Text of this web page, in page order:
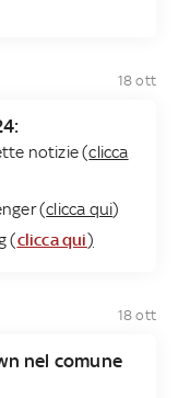
18 ott
notizie (clicca
(clicca qui)
(clicca qui)
18 ott
nel comune